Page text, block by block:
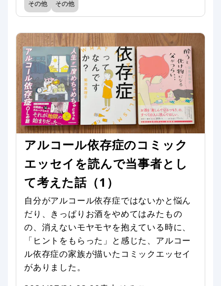
その他 その他
アルコール依存症のコミック
エッセイを読んで当事者とし
て考えた話（1）
自分がアルコール依存症ではないかと悩ん
だり、きっぱりお酒をやめてはみたもの
の、消えないモヤモヤを抱えている時に、
「ヒントをもらった」と感じた、アルコー
ル依存症の家族が描いたコミックエッセイ
がありました。